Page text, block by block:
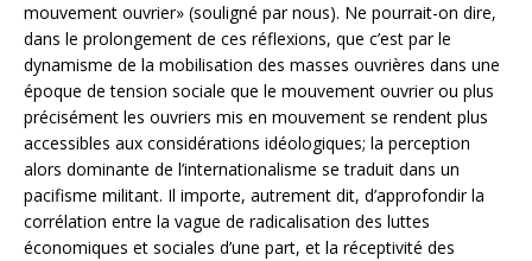
mouvement ouvrier» (souligné par nous). Ne pourrait-on dire,
dans le prolongement de ces réflexions, que c’est par le
dynamisme de la mobilisation des masses ouvrières dans une
époque de tension sociale que le mouvement ouvrier ou plus
précisément les ouvriers mis en mouvement se rendent plus
accessibles aux considérations idéologiques; la perception
alors dominante de l’internationalisme se traduit dans un
pacifisme militant. Il importe, autrement dit, d’approfondir la
corrélation entre la vague de radicalisation des luttes
économiques et sociales d’une part, et la réceptivité des